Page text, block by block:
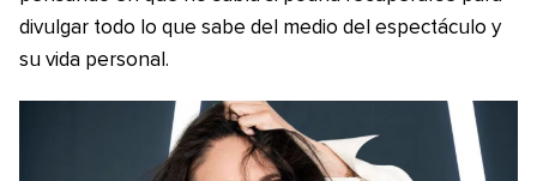
divulgar todo lo que sabe del medio del espectáculo y
su vida personal.